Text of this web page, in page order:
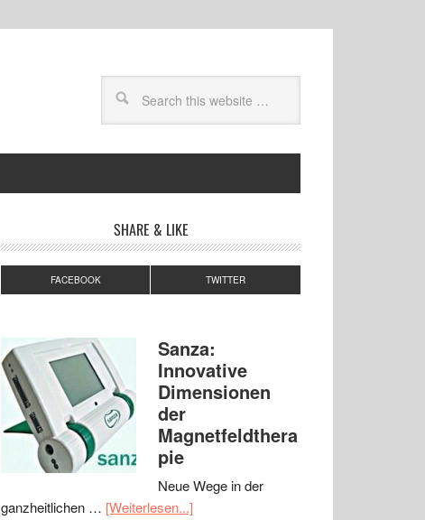
SHARE & LIKE
FACEBOOK TWITTER
Sanza:
Innovative
Dimensionen
der
Magnetfeldthera
pie
Neue Wege in der
ganzheitlichen … [Weiterlesen...]